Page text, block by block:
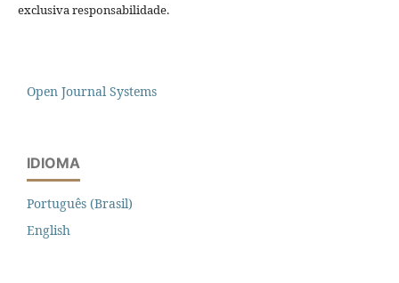
exclusiva responsabilidade.
Open Journal Systems
IDIOMA
Português (Brasil)
English